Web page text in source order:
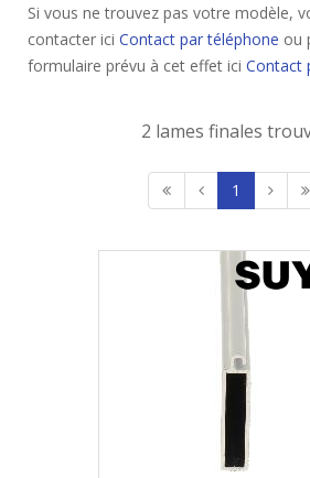
Si vous ne trouvez pas votre modèle,
contacter ici Contact par téléphone ou
formulaire prévu à cet effet ici Contact
2 lames finales
1